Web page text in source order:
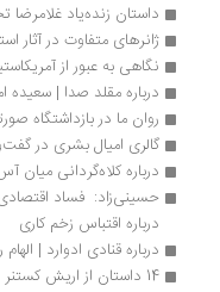
داستان زنده‌یاد غلامرضا تختی در 500
ژانرهای متفاوت در آثار استر |
نگاهی به عبور از آمریکاستیزی
درباره مقلد صدا | سعیده امین‌زاده
روان ما در بازداشتگاه صورتی |
گالری امیال بشری در گفت‌وگو
درباره کلاه‌گردانی میان
درباره اقتباس زخم کاری
درباره قنادی ادوارد | الهام روانگرد